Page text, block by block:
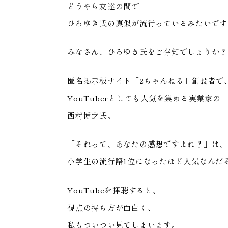
どうやら友達の間で
ひろゆき氏の真似が流行っているみたいです
みなさん、ひろゆき氏をご存知でしょうか？
匿名掲示板サイト「2ちゃんねる」創設者で、
YouTuberとしても人気を集める実業家の
西村博之氏。
「それって、あなたの感想ですよね？」は、
小学生の流行語1位になったほど人気なんだ
YouTubeを拝聴すると、
視点の持ち方が面白く、
私もついつい見てしまいます。